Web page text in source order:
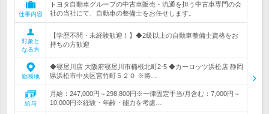
仕事内容
トヨタ自動車グループの中古車販売・流通を担う中古車専門の会
社の当社にて、自動車の整備士をお任せします。
対象と
なる方
【学歴不問・未経験歓迎！】◆2級以上の自動車整備士資格をお
持ちの方歓迎
勤務地
◆寝屋川店 大阪府寝屋川市楠根北町2-5 ◆カーロッツ浜松店 静岡
県浜松市中央区宮竹町５２０ ※将…
給与
月給：247,000円～298,800円※一律固定手当/月含む：7,000円～
10,000円※経験・年齢・能力を考慮…